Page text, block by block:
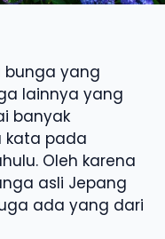
bunga yang
lainnya yang
banyak
kata pada
Oleh karena
asli Jepang
ada yang dari